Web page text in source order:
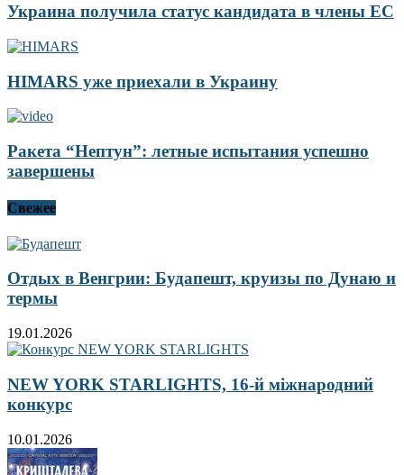
Украина получила статус кандидата в члены ЕС
HIMARS уже приехали в Украину
Ракета “Нептун”: летные испытания успешно
завершены
Свежее
Отдых в Венгрии: Будапешт, круизы по Дунаю и
термы
19.01.2026
NEW YORK STARLIGHTS, 16-й міжнародний
конкурс
10.01.2026